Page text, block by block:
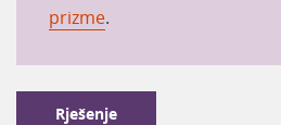
prizme.
Rješenje